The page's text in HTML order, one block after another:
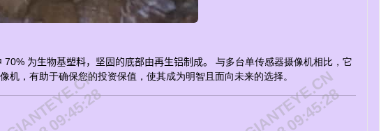
为生物基塑料，坚固的底部由再生铝制成。 与多台单传感器摄像机相比，它
，有助于确保您的投资保值，使其成为明智且面向未来的选择。